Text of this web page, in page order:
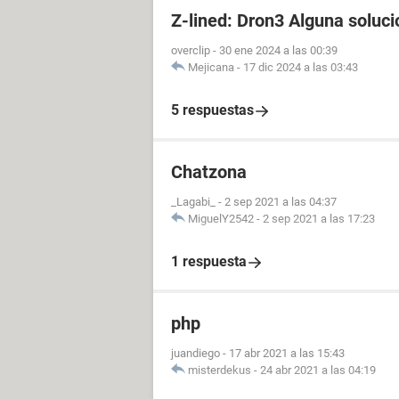
Z-lined: Dron3 Alguna
overclip - 30 ene 2024 a las 00:39
Mejicana - 17 dic 2024 a las 03:43
5 respuestas
Chatzona
_Lagabi_ - 2 sep 2021 a las 04:37
MiguelY2542 - 2 sep 2021 a las 17:23
1 respuesta
php
juandiego - 17 abr 2021 a las 15:43
misterdekus - 24 abr 2021 a las 04:19